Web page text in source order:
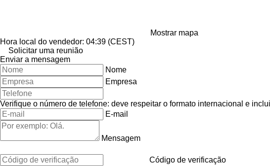
Mostrar mapa
Hora local do vendedor: 04:39 (CEST)
Solicitar uma reunião
Enviar a mensagem
Nome
Empresa
Verifique o número de telefone: deve respeitar o formato internacional e
E-mail
Mensagem
Código de verificação